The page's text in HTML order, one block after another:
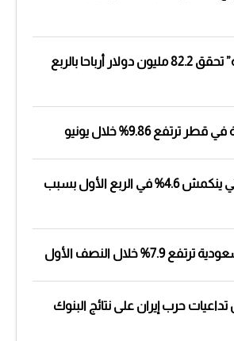
“أكوا السعودية” تحقق 82.2 مليون دولار أرباحا بالربع
ترتفع 9.86% خلال يونيو
الاقتصاد الكويتي ينكمش 4.6% في الربع الأول بسبب
7.9% خلال النصف الأول
حرب إيران على نتائج البنوك